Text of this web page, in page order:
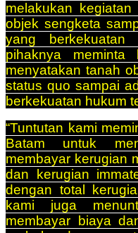
melakukan
objek sengketa
yang
pihaknya
menyatakan tanah
status quo sampai
berkekuatan hukum
“Tuntutan kami
Batam untuk
membayar kerugian
dan kerugian
dengan total
kami juga
membayar biaya